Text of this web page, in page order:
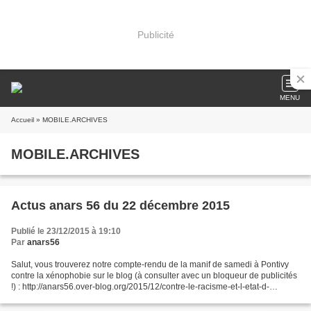
Publicité
MENU
Accueil » MOBILE.ARCHIVES
MOBILE.ARCHIVES
Actus anars 56 du 22 décembre 2015
Publié le 23/12/2015 à 19:10
Par anars56
Salut, vous trouverez notre compte-rendu de la manif de samedi à Pontivy
contre la xénophobie sur le blog (à consulter avec un bloqueur de publicités
!) : http://anars56.over-blog.org/2015/12/contre-le-racisme-et-l-etat-d-